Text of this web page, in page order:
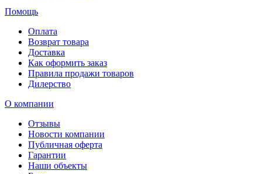
Помощь
Оплата
Возврат товара
Доставка
Как оформить заказ
Правила продажи товаров
Дилерство
О компании
Отзывы
Новости компании
Публичная оферта
Гарантии
Наши объекты